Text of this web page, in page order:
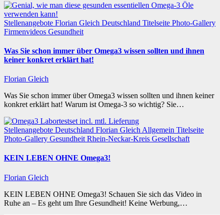
Stellenangebote Florian Gleich Deutschland Titelseite Photo-Gallery
Firmenvideos Gesundheit
Was Sie schon immer über Omega3 wissen sollten und ihnen
keiner konkret erklärt hat!
Florian Gleich
Was Sie schon immer über Omega3 wissen sollten und ihnen keiner
konkret erklärt hat! Warum ist Omega-3 so wichtig? Sie…
Stellenangebote Deutschland Florian Gleich Allgemein Titelseite
Photo-Gallery Gesundheit Rhein-Neckar-Kreis Gesellschaft
KEIN LEBEN OHNE Omega3!
Florian Gleich
KEIN LEBEN OHNE Omega3! Schauen Sie sich das Video in
Ruhe an – Es geht um Ihre Gesundheit! Keine Werbung,…